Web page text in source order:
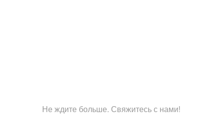
Не ждите больше. Свяжитесьс нами!